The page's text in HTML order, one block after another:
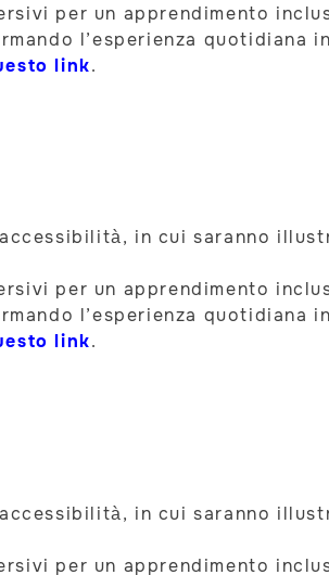
per un apprendimento
l’esperienza quotidiana
link.
in cui saranno
per un apprendimento
l’esperienza quotidiana
link.
in cui saranno
per un apprendimento